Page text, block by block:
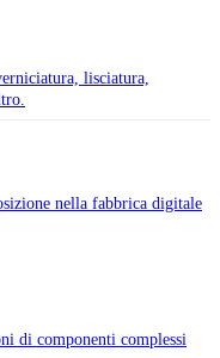
lisciatura,
nella fabbrica digitale
di componenti complessi